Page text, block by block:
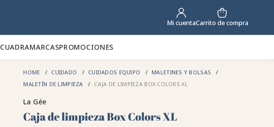
Mi cuentaCarrito de compra
CUADRAMARCASPROMOCIONES
HOME CUIDADO CUIDADOS EQUIPO
MALETINES Y BOLSAS
MALETÍN DE LIMPIEZA
CAJA DE LIMPIEZA BOX COLORS XL
La Gée
Caja de limpieza Box Colors XL